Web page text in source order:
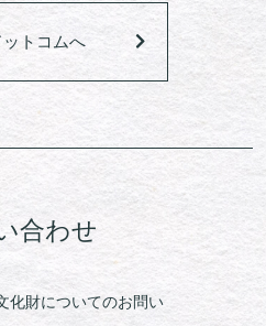
トコムへ
合わせ
化財についてのお問い